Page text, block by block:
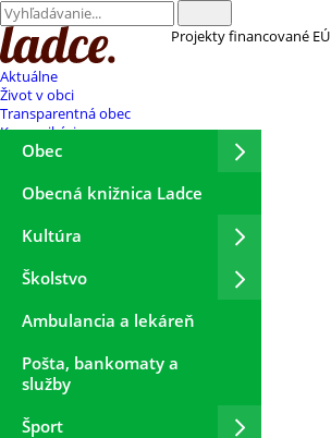
Projekty financované EÚ
Aktuálne
Život v obci
Transparentná obec
Komunikácia
Obec
Obecná knižnica Ladce
Kultúra
Školstvo
Ambulancia a lekáreň
Pošta, bankomaty a
služby
Šport